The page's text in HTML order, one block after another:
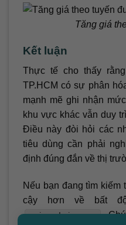
Tăng giá
Kết luận
Thực tế cho thấy
TP.HCM có sự phân
mạnh mẽ ghi nhận
khu vực khác vẫn duy
Điều này đòi hỏi các
tiêu dùng cần phải
định đúng đắn về thị
Nếu bạn đang tìm kiếm
cậy hơn về bất
arioparkview.com
.